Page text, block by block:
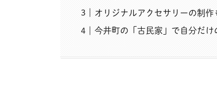
オリジナルアクセサリーの制作
今井町の「古民家」で自分だ